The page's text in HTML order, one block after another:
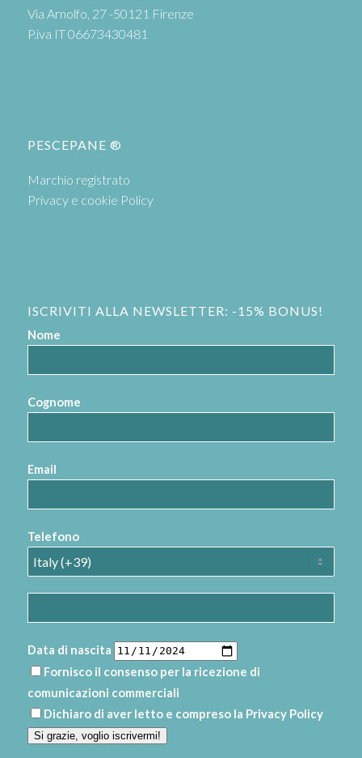
Via Arnolfo, 27 -50121 Firenze
P.iva IT 06673430481
PESCEPANE ®
Marchio registrato
Privacy e cookie Policy
ISCRIVITI ALLA NEWSLETTER: -15% BONUS!
Nome
Cognome
Email
Telefono
Data di nascita
Fornisco il consenso per la ricezione di
comunicazioni commerciali
Dichiaro di aver letto e compreso la Privacy Policy
Si grazie, voglio iscrivermi!